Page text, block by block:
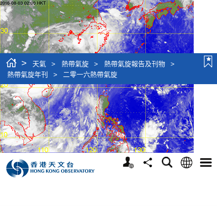
個
分
搜
語
選
> 天氣 > 熱帶氣旋 > 熱帶氣旋報告及刊物
>
熱帶氣旋年刊
> 二零一六熱帶氣旋